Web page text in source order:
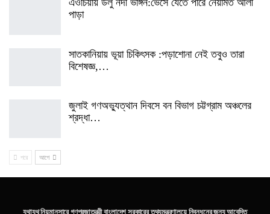
এওচিয়ায় ডলু নদী ভাঙ্গন:ভেসে যেতে পারে নেয়ামত আলী
পাড়া
সাতকানিয়ায় ভূয়া চিকিৎসক :পড়াশোনা নেই তবুও তারা
বিশেষজ্ঞ,…
জুলাই গণঅভ্যুত্থান দিবসে বন বিভাগ চট্টগ্রাম অঞ্চলের
শ্রদ্ধা…
পরে আগে
যথাযথ নিয়মানুসারে গণপ্রজাতন্ত্রী বাংলাদেশ সরকারের তথ্যমন্ত্রণালয়ে নিবন্ধনের জন্য আবেদিত